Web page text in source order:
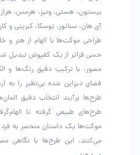
بیستون، هستی، ونیز، هرمس،
آی هان، سناتور، توسکا، کبریتی و
طراحی موکت‌ها با الهام از هنر و
حسی فراتر از یک کفپوش تبدیل
مصور، با ترکیب دقیق رنگ‌ها و
فضای دیزاین شده بی‌نظیر را به
طرح‌ها برآیند انتخاب دقیق
طرح‌های طبیعی گرفته تا
موکت‌ها یک داستان منحصر به فرد
می‌کنند. این طرح‌ها با نگاهی